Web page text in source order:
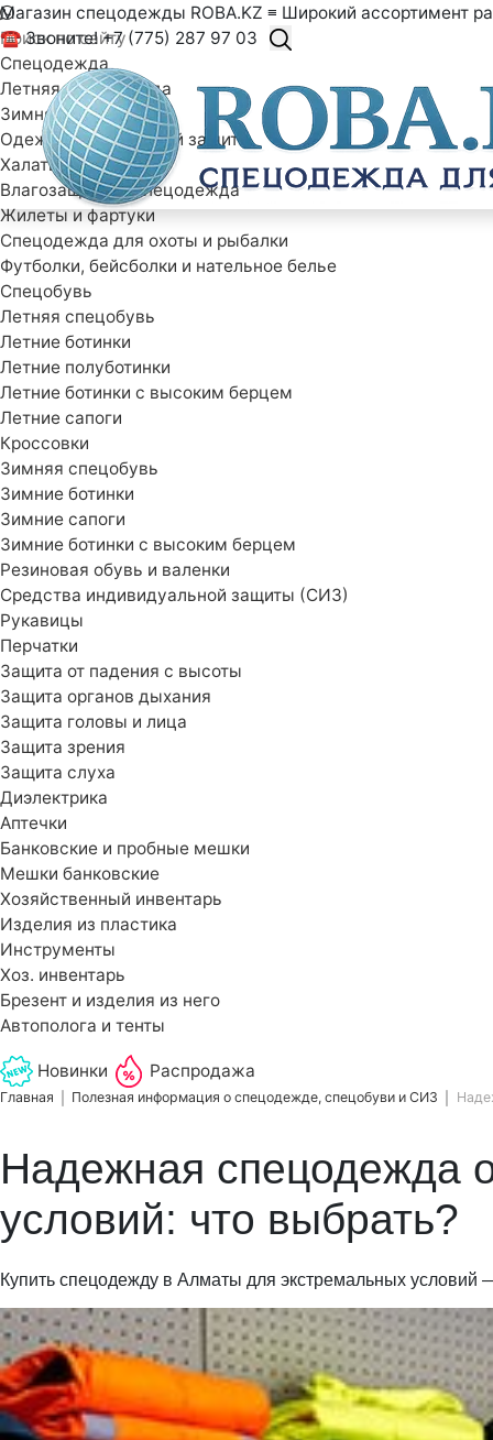
Магазин спецодежды ROBA.KZ ≡ Широкий
☎ Звоните! +7 (775) 287 97 03
Спецодежда
Летняя спецодежда
Зимняя спецодежда
Одежда специальной защиты
Халаты рабочие
Влагозащитная спецодежда
Жилеты и фартуки
Спецодежда для охоты и рыбалки
Футболки, бейсболки и нательное белье
Спецобувь
Летняя спецобувь
Летние ботинки
Летние полуботинки
Летние ботинки с высоким берцем
Летние сапоги
Кроссовки
Зимняя спецобувь
Зимние ботинки
Зимние сапоги
Зимние ботинки с высоким берцем
Резиновая обувь и валенки
Средства индивидуальной защиты (СИЗ)
Рукавицы
Перчатки
Защита от падения с высоты
Защита органов дыхания
Защита головы и лица
Защита зрения
Защита слуха
Диэлектрика
Аптечки
Банковские и пробные мешки
Мешки банковские
Хозяйственный инвентарь
Изделия из пластика
Инструменты
Хоз. инвентарь
Брезент и изделия из него
Автополога и тенты
Новинки Распродажа
Главная Полезная информация о спецодежде, спецобуви и СИЗ
Надежная спецодежда
условий: что выбрать?
Купить спецодежду в Алматы для экстремальных условий